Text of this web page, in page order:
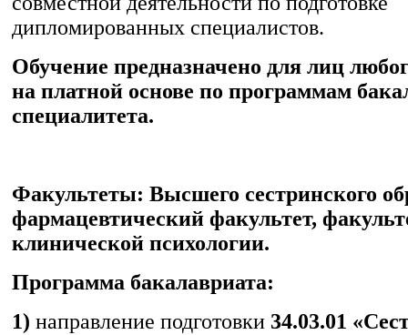
дипломированных специалистов.
Обучение предназначено для лиц
на платной основе по программам
специалитета.
Факультеты: Высшего сестринского
фармацевтический факультет,
клинической психологии.
Программа бакалавриата:
1) направление подготовки 34.03.01